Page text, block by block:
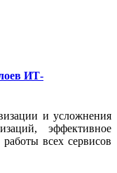
ИТ-
и усложнения
эффективное
всех сервисов